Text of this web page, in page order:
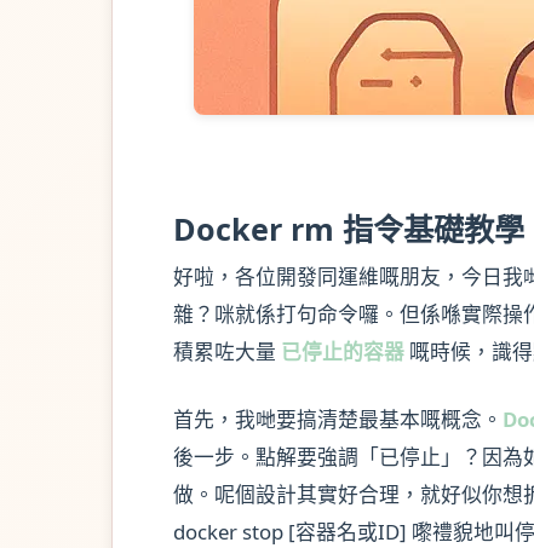
Docker rm 指令基礎教學
好啦，各位開發同運維嘅朋友，今日我
雜？咪就係打句命令囉。但係喺實際操
積累咗大量 已停止的容器 嘅時候，識
首先，我哋要搞清楚最基本嘅概念。
後一步。點解要強調「已停止」？因
做。呢個設計其實好合理，就好似你
docker stop [容器名或ID] 嚟禮貌地叫